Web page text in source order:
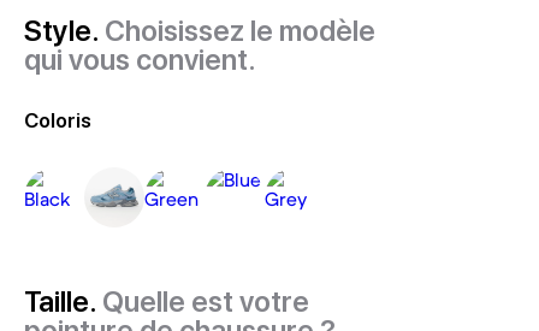
Style. Choisissez le modèle
qui vous convient.
Coloris
Taille. Quelle est votre